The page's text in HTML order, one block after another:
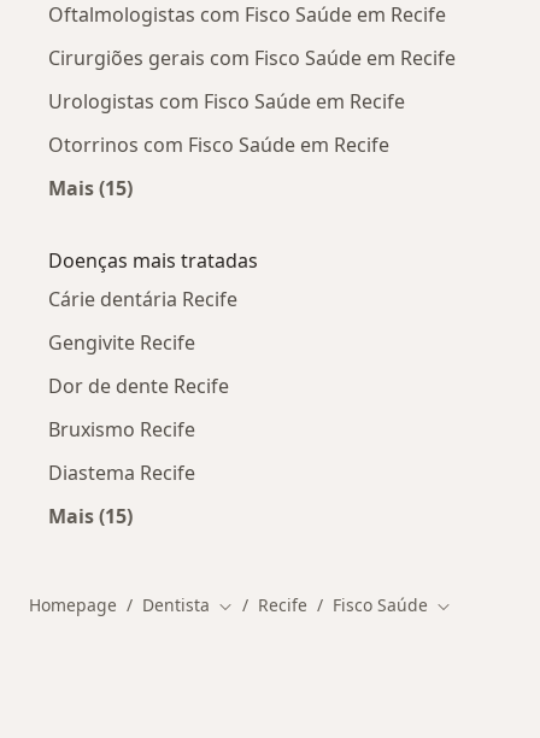
Oftalmologistas com Fisco Saúde em Recife
Cirurgiões gerais com Fisco Saúde em Recife
Urologistas com Fisco Saúde em Recife
Otorrinos com Fisco Saúde em Recife
Mais (15)
Doenças mais tratadas
Cárie dentária Recife
Gengivite Recife
Dor de dente Recife
Bruxismo Recife
Diastema Recife
Mais (15)
Homepage Dentista Mudar de cidade
Recife Fisco Saúde Mudar de